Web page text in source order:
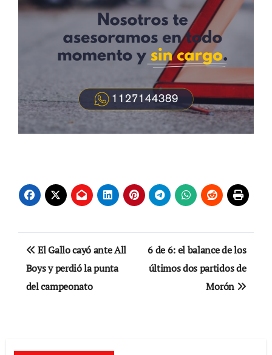
Navegación
de
entradas
El Gallo cayó ante All
Boys y perdió la punta
del campeonato
6 de 6: el balance de los
últimos dos partidos de
Morón